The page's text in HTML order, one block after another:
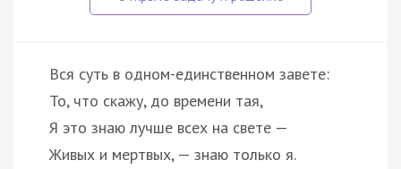
Вся суть в одном-единственном завете:
То, что скажу, до времени тая,
Я это знаю лучше всех на свете —
Живых и мертвых, — знаю только я.